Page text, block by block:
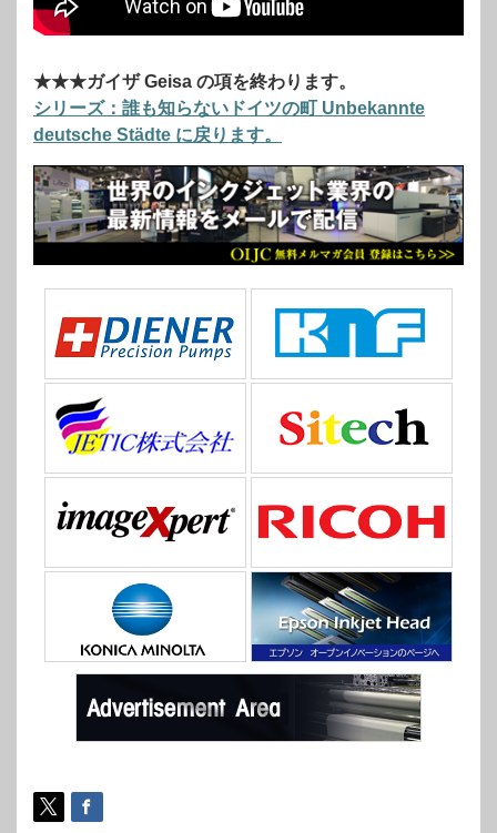
★★★ガイザ Geisa の項を終わります。
シリーズ：誰も知らないドイツの町 Unbekannte
deutsche Städte に戻ります。